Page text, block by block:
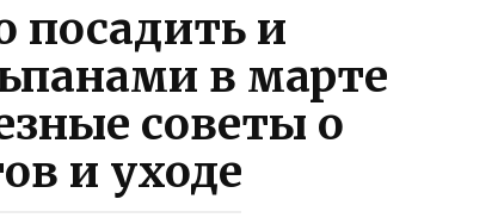
посадить и
в марте
советы о
и уходе